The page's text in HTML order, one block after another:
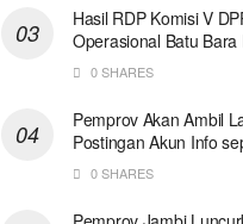
Hasil RDP Komisi V
Operasional Batu Bara
0 SHARES
Pemprov Akan Ambil
Postingan Akun Info
0 SHARES